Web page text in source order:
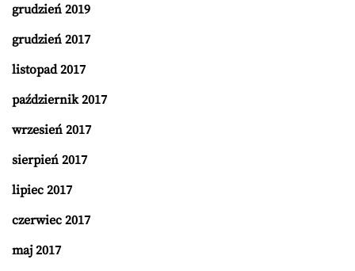
grudzień 2019
grudzień 2017
listopad 2017
październik 2017
wrzesień 2017
sierpień 2017
lipiec 2017
czerwiec 2017
maj 2017